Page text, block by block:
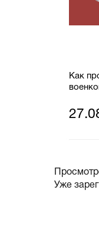
Как
Уже